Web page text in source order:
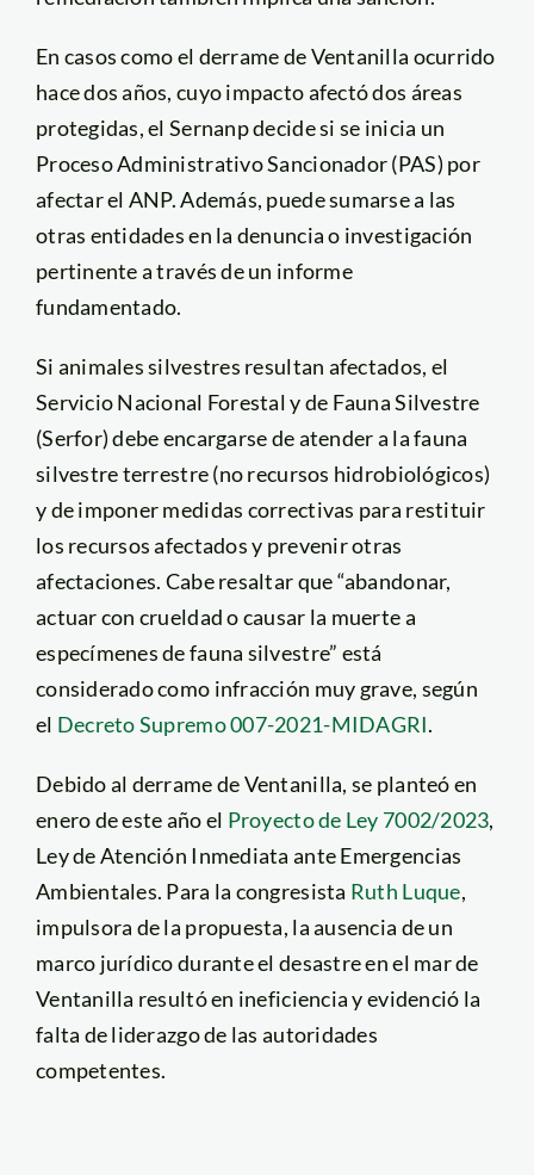
En casos como el derrame de Ventanilla ocurrido
hace dos años, cuyo impacto afectó dos áreas
protegidas, el Sernanp decide si se inicia un
Proceso Administrativo Sancionador (PAS) por
afectar el ANP. Además, puede sumarse a las
otras entidades en la denuncia o investigación
pertinente a través de un informe
fundamentado.
Si animales silvestres resultan afectados, el
Servicio Nacional Forestal y de Fauna Silvestre
(Serfor) debe encargarse de atender a la fauna
silvestre terrestre (no recursos hidrobiológicos)
y de imponer medidas correctivas para restituir
los recursos afectados y prevenir otras
afectaciones. Cabe resaltar que “abandonar,
actuar con crueldad o causar la muerte a
especímenes de fauna silvestre” está
considerado como infracción muy grave, según
el Decreto Supremo 007-2021-MIDAGRI.
Debido al derrame de Ventanilla, se planteó en
enero de este año el Proyecto de Ley 7002/2023,
Ley de Atención Inmediata ante Emergencias
Ambientales. Para la congresista Ruth Luque,
impulsora de la propuesta, la ausencia de un
marco jurídico durante el desastre en el mar de
Ventanilla resultó en ineficiencia y evidenció la
falta de liderazgo de las autoridades
competentes.